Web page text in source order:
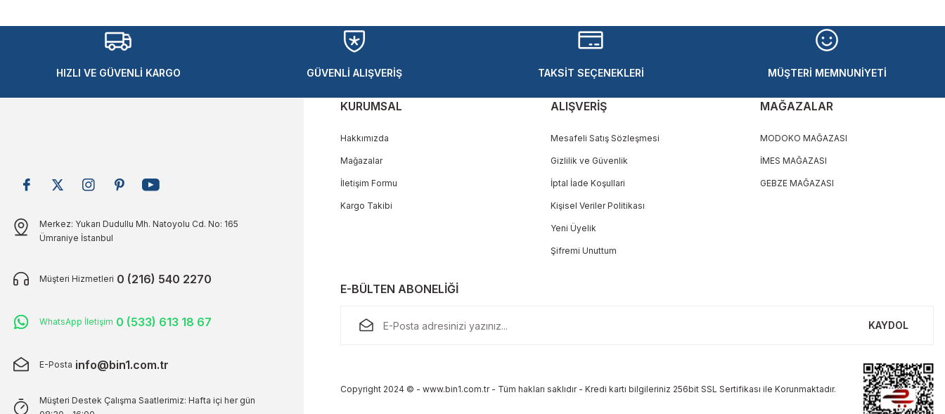
Yorum Yaz
Ürün açıklamasında eksik bilgiler bulunuyor.
Ürün bilgilerinde hatalar bulunuyor.
Ürün fiyatı diğer sitelerden daha pahalı.
HIZLI VE GÜVENLİ KARGO GÜVENLİ ALIŞVERİŞ TAKSİT SEÇENEKLERİ MÜŞTERİ MEMNUNİYETİ
Merkez: Yukarı Dudullu Mh. Natoyolu Cd. No: 165
Ümraniye İstanbul
Müşteri Hizmetleri 0 (216) 540 2270
WhatsApp İletişim 0 (533) 613 18 67
E-Posta info@bin1.com.tr
Müşteri Destek Çalışma Saatlerimiz: Hafta içi her gün
KURUMSAL
Hakkımızda
Mağazalar
İletişim Formu
Kargo Takibi
ALIŞVERİŞ
Mesafeli Satış Sözleşmesi
Gizlilik ve Güvenlik
İptal İade Koşullari
Kişisel Veriler Politikası
Yeni Üyelik
Şifremi Unuttum
MAĞAZALAR
MODOKO MAĞAZASI
İMES MAĞAZASI
GEBZE MAĞAZASI
E-BÜLTEN ABONELİĞİ
KAYDOL
Copyright 2024 © - www.bin1.com.tr - Tüm hakları saklıdır - Kredi kartı bilgileriniz 256bit SSL Sertifikası ile Korunmaktadır.